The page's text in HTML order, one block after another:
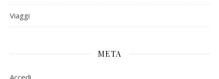
Viaggi
META
Accedi